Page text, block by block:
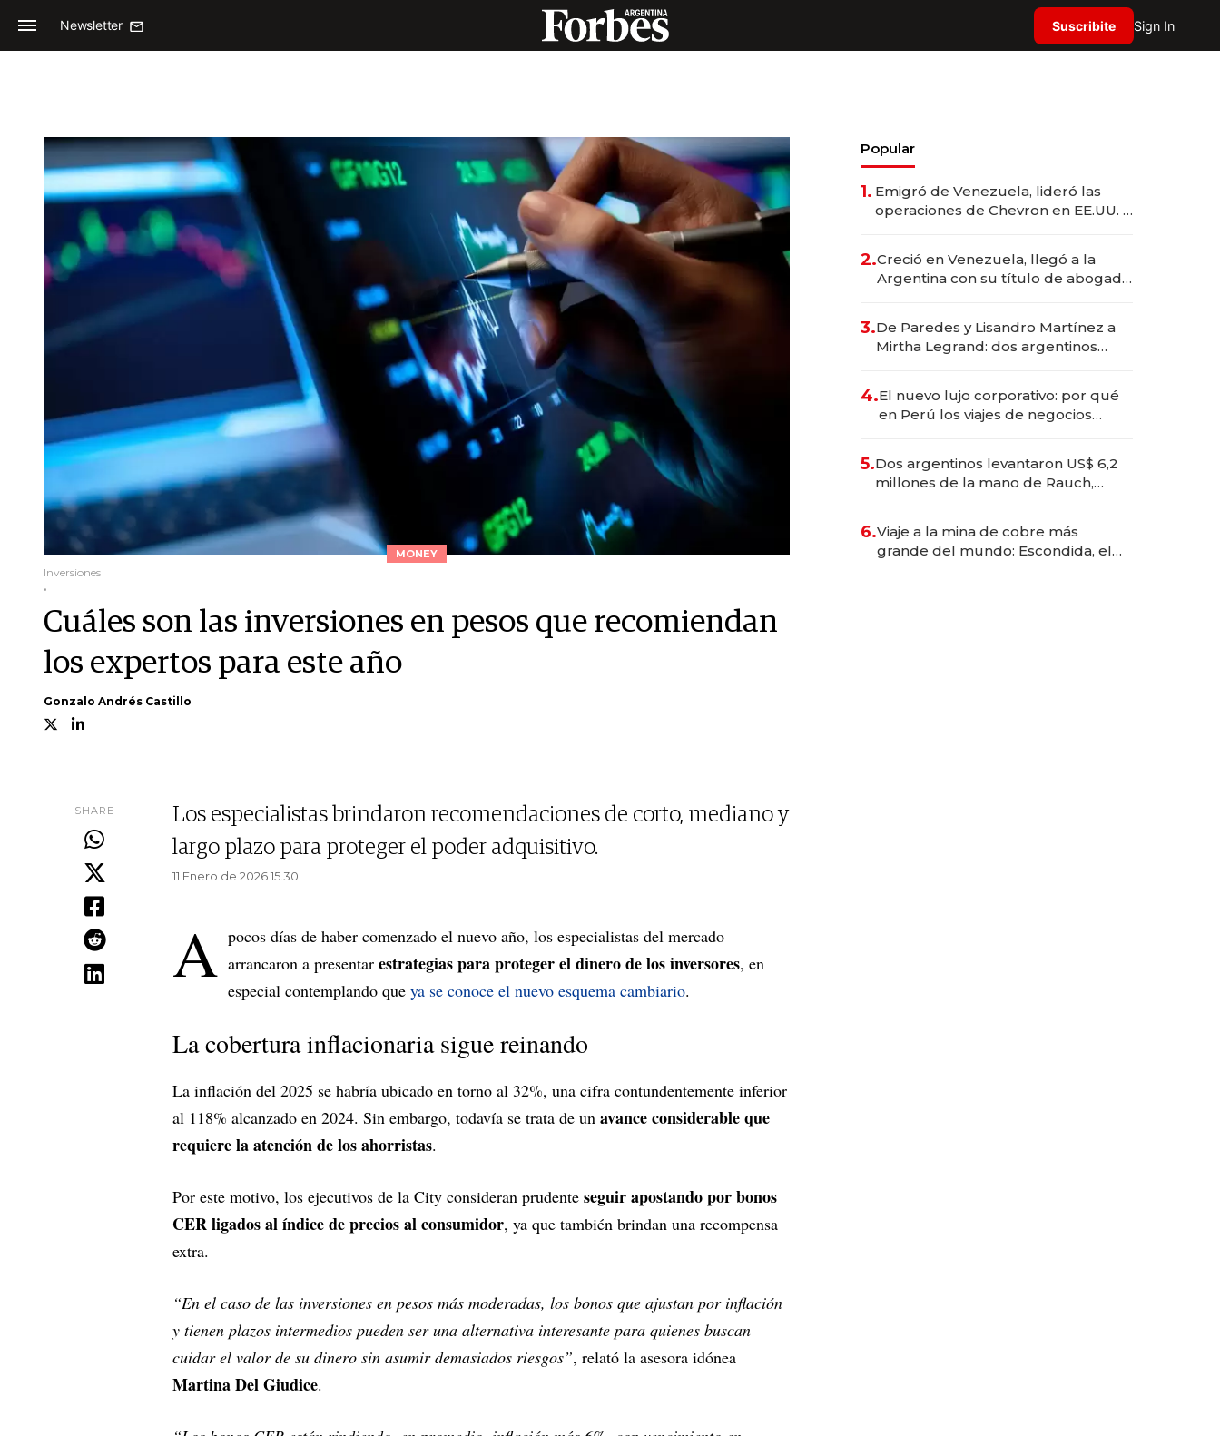
Newsletter Suscribite Sign In
MONEY
Inversiones
.
Cuáles son las inversiones en pesos que recomiendan
los expertos para este año
Gonzalo Andrés Castillo
SHARE
Los especialistas brindaron recomendaciones de corto, mediano y
largo plazo para proteger el poder adquisitivo.
11 Enero de 2026 15.30
A pocos días de haber comenzado el nuevo año, los especialistas del mercado
arrancaron a presentar estrategias para proteger el dinero de los inversores, en
especial contemplando que ya se conoce el nuevo esquema cambiario.
La cobertura inflacionaria sigue reinando
La inflación del 2025 se habría ubicado en torno al 32%, una cifra contundentemente inferior
al 118% alcanzado en 2024. Sin embargo, todavía se trata de un avance considerable que
requiere la atención de los ahorristas.
Por este motivo, los ejecutivos de la City consideran prudente seguir apostando por bonos
CER ligados al índice de precios al consumidor, ya que también brindan una recompensa
extra.
“En el caso de las inversiones en pesos más moderadas, los bonos que ajustan por inflación
y tienen plazos intermedios pueden ser una alternativa interesante para quienes buscan
cuidar el valor de su dinero sin asumir demasiados riesgos”, relató la asesora idónea
Martina Del Giudice.
Popular
1. Emigró de Venezuela, lideró las
operaciones de Chevron en EE.UU. y
2.Creció en Venezuela, llegó a la
Argentina con su título de abogado
marcas "fast premium"
3.De Paredes y Lisandro Martínez a
Mirtha Legrand: dos argentinos
4.El nuevo lujo corporativo: por qué
en Perú los viajes de negocios
transformadoras
5.Dos argentinos levantaron US$ 6,2
millones de la mano de Rauch,
6.Viaje a la mina de cobre más
grande del mundo: Escondida, el